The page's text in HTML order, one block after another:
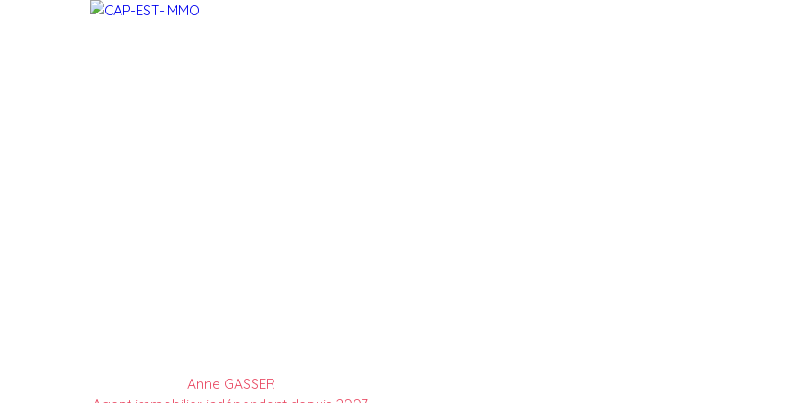
Anne GASSER